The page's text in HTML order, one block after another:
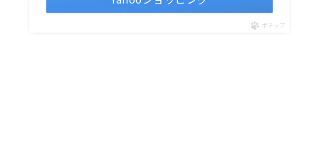
ポチップ